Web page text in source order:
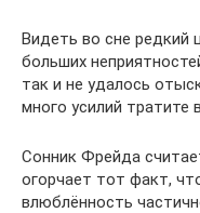
Видеть во сне редкий
больших
так и не удалось
много усилий тратите
Сонник Фрейда
огорчает тот факт,
влюблённость